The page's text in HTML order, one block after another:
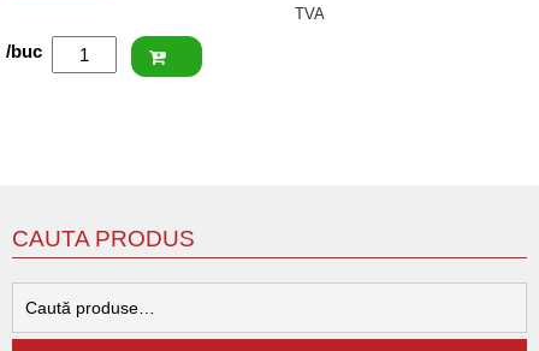
TVA
Cantitate
/buc
CAUTA PRODUS